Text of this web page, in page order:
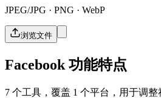
JPEG/JPG · PNG · WebP
浏览文件
Facebook 功能特点
7 个工具，覆盖 1 个平台，用于调整